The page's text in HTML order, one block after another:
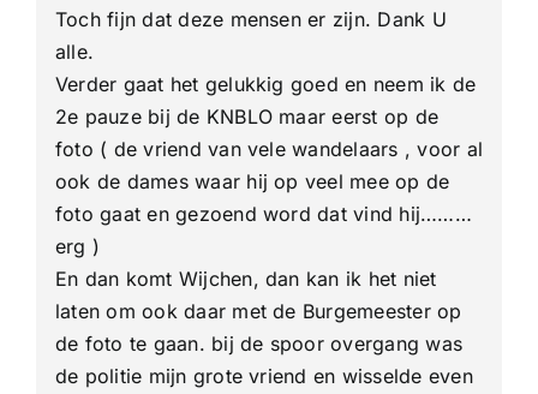
Toch fijn dat deze mensen er zijn. Dank U
alle.
Verder gaat het gelukkig goed en neem ik de
2e pauze bij de KNBLO maar eerst op de
foto ( de vriend van vele wandelaars , voor al
ook de dames waar hij op veel mee op de
foto gaat en gezoend word dat vind hij………
erg )
En dan komt Wijchen, dan kan ik het niet
laten om ook daar met de Burgemeester op
de foto te gaan. bij de spoor overgang was
de politie mijn grote vriend en wisselde even